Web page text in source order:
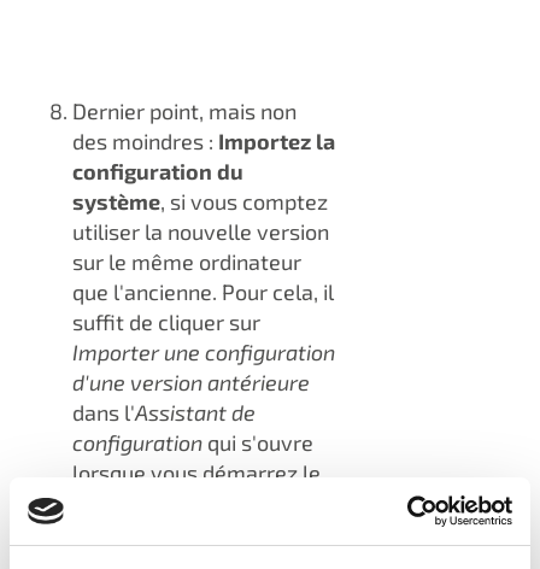
Dernier point, mais non
des moindres : Importez la
configuration du
système, si vous comptez
utiliser la nouvelle version
sur le même ordinateur
que l'ancienne. Pour cela, il
suffit de cliquer sur
Importer une configuration
d'une version antérieure
dans l'Assistant de
configuration qui s'ouvre
lorsque vous démarrez le